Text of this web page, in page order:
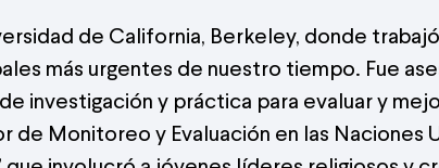
de California, Berkeley, donde
más urgentes de nuestro tiempo. Fue
investigación y práctica para evaluar y
Monitoreo y Evaluación en las Naciones